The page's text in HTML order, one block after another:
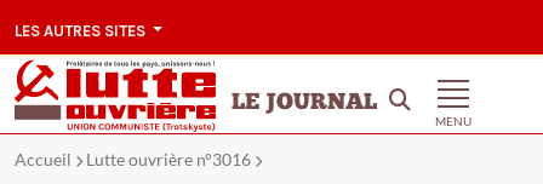
LES AUTRES SITES
LE JOURNAL
MENU
Accueil Lutte ouvrière n°3016